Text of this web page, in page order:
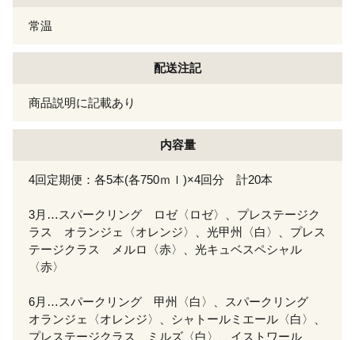
常温
配送注記
商品説明に記載あり
内容量
4回定期便：各5本(各750ｍｌ)×4回分 計20本
3月…スパークリング ロゼ〈ロゼ〉、プレステージク
ラス オランジェ〈オレンジ〉、光甲州〈白〉、プレス
テージクラス メルロ〈赤〉、光キュベスペシャル
〈赤〉
6月…スパークリング 甲州〈白〉、スパークリング
オランジェ〈オレンジ〉、シャトールミエール〈白〉、
プレステージクラス ミルズ〈白〉、イストワール